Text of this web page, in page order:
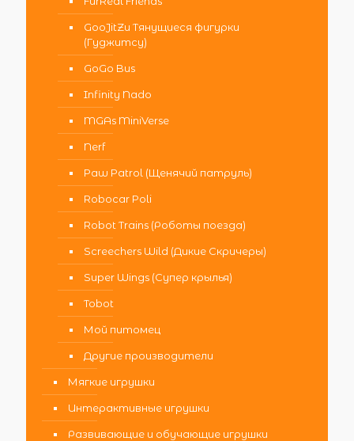
GooJitZu Тянущиеся фигурки
(Гуджитсу)
GoGo Bus
Infinity Nado
MGAs MiniVerse
Nerf
Paw Patrol (Щенячий патруль)
Robocar Poli
Robot Trains (Роботы поезда)
Screechers Wild (Дикие Скричеры)
Super Wings (Супер крылья)
Tobot
Мой питомец
Другие производители
Мягкие игрушки
Интерактивные игрушки
Развивающие и обучающие игрушки